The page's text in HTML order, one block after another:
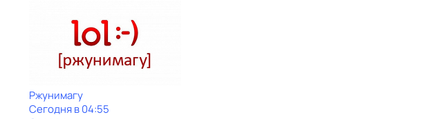
Ржунимагу
Сегодня в 04:55